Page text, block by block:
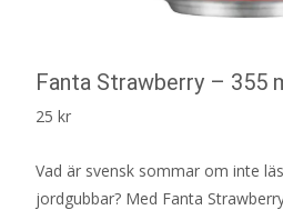
Fanta Strawberry – 355
25 kr
Vad är svensk sommar om inte
jordgubbar? Med Fanta